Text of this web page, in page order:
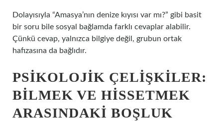
Dolayısıyla “Amasya’nın denize kıyısı var mı?” gibi basit
bir soru bile sosyal bağlamda farklı cevaplar alabilir.
Çünkü cevap, yalnızca bilgiye değil, grubun ortak
hafızasına da bağlıdır.
PSIKOLOJIK ÇELIŞKILER:
BILMEK VE HISSETMEK
ARASINDAKI BOŞLUK